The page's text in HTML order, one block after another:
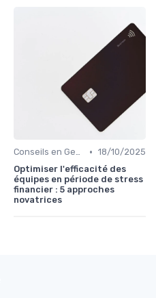
Conseils en Gestion de Patrimoine • 18/10/2025
Optimiser l'efficacité des
équipes en période de stress
financier : 5 approches
novatrices